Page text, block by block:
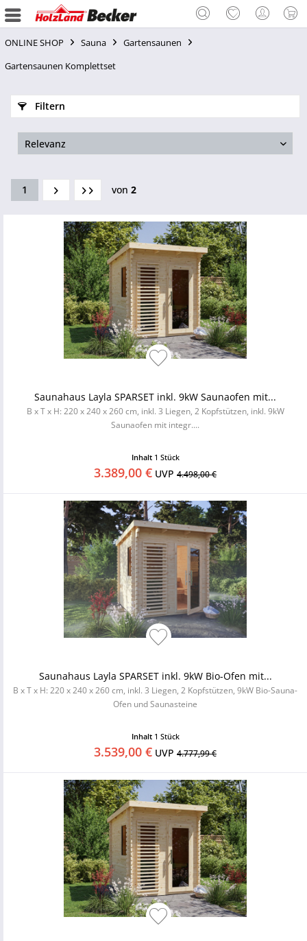
ONLINE SHOP Sauna
Gartensaunen
Gartensaunen Komplettset
Filtern
1 von 2
Saunahaus Layla SPARSET inkl. 9kW Saunaofen mit...
B x T x H: 220 x 240 x 260 cm, inkl. 3 Liegen, 2 Kopfstützen, inkl. 9kW
Saunaofen mit integr....
Inhalt 1 Stück
3.389,00 € UVP 4.498,00 €
Saunahaus Layla SPARSET inkl. 9kW Bio-Ofen mit...
B x T x H: 220 x 240 x 260 cm, inkl. 3 Liegen, 2 Kopfstützen, 9kW Bio-Sauna-
Ofen und Saunasteine
Inhalt 1 Stück
3.539,00 € UVP 4.777,99 €